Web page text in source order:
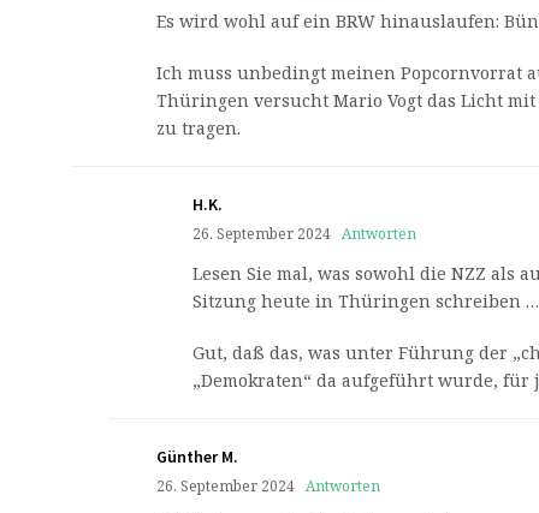
Es wird wohl auf ein BRW hinauslaufen:
Ich muss unbedingt meinen Popcornvorrat
Thüringen versucht Mario Vogt das Licht mit
zu tragen.
H.K.
26. September 2024 Antworten
Lesen Sie mal, was sowohl die NZZ als
Sitzung heute in Thüringen schreiben …
Gut, daß das, was unter Führung der
„Demokraten“ da aufgeführt wurde, für
Günther M.
26. September 2024 Antworten